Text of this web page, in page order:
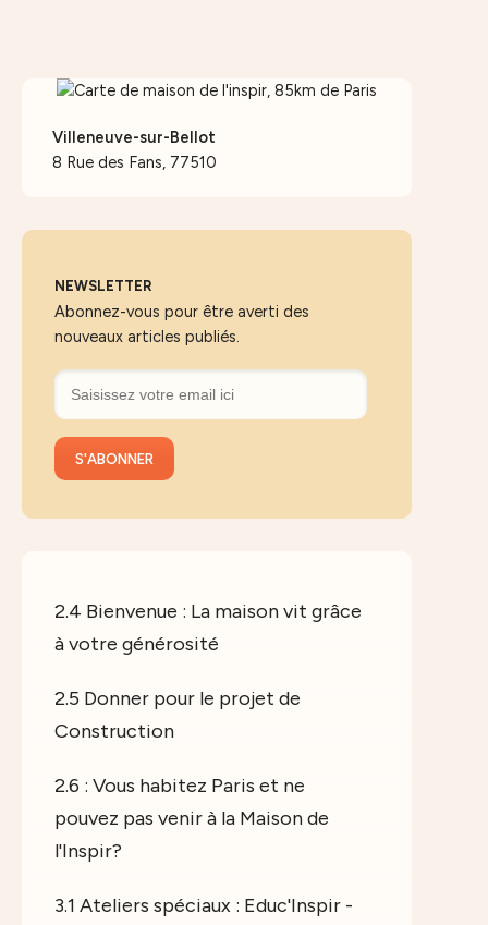
Villeneuve-sur-Bellot
8 Rue des Fans, 77510
NEWSLETTER
Abonnez-vous pour être averti des
nouveaux articles publiés.
2.4 Bienvenue : La maison vit grâce
à votre générosité
2.5 Donner pour le projet de
Construction
2.6 : Vous habitez Paris et ne
pouvez pas venir à la Maison de
l'Inspir?
3.1 Ateliers spéciaux : Educ'Inspir -